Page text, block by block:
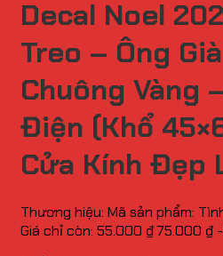
Decal Noel
Treo – Ông
Chuông Vàng
Điện (Khổ
Cửa Kính Đẹp
Thương hiệu: Mã sản phẩm:
Giá chỉ còn: 55.000 ₫75.000 ₫